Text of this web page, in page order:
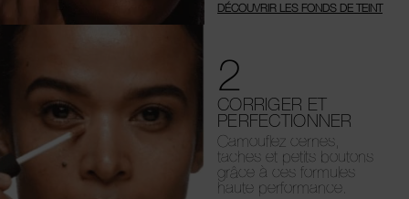
DÉCOUVRIR LES FONDS DE TEINT
2
CORRIGER ET
PERFECTIONNER
Camouflez cernes,
taches et petits boutons
grâce à ces formules
haute performance.